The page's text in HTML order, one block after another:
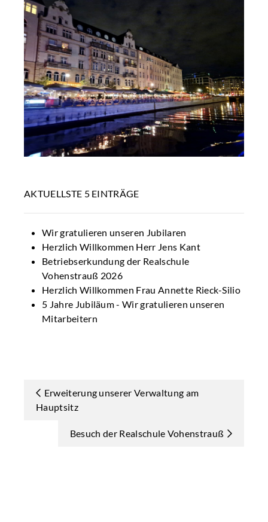
AKTUELLSTE 5 EINTRÄGE
Wir gratulieren unseren Jubilaren
Herzlich Willkommen Herr Jens Kant
Betriebserkundung der Realschule
Vohenstrauß 2026
Herzlich Willkommen Frau Annette Rieck-Silio
5 Jahre Jubiläum - Wir gratulieren unseren
Mitarbeitern
Erweiterung unserer Verwaltung am
Hauptsitz
Besuch der Realschule Vohenstrauß